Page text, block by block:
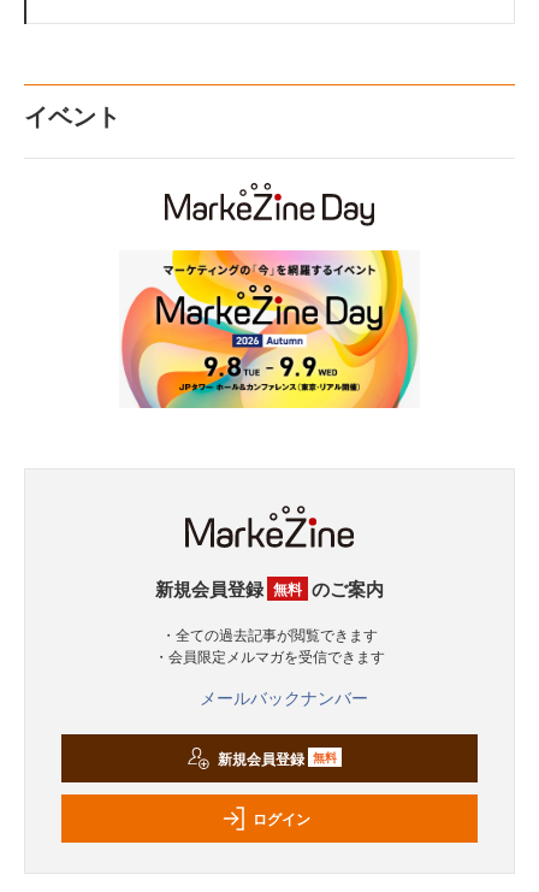
イベント
新規会員登録 無料 のご案内
・全ての過去記事が閲覧できます
・会員限定メルマガを受信できます
メールバックナンバー
新規会員登録 無料
ログイン